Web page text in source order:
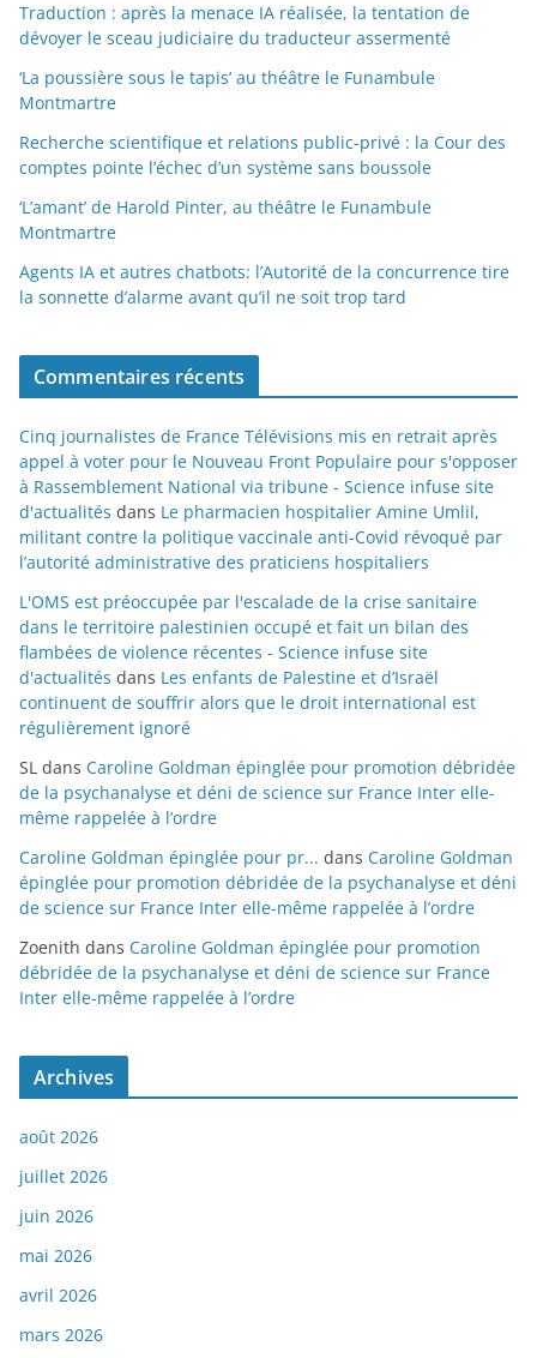
Traduction : après la menace IA réalisée, la tentation de
dévoyer le sceau judiciaire du traducteur assermenté
‘La poussière sous le tapis’ au théâtre le Funambule
Montmartre
Recherche scientifique et relations public-privé : la Cour des
comptes pointe l’échec d’un système sans boussole
‘L’amant’ de Harold Pinter, au théâtre le Funambule
Montmartre
Agents IA et autres chatbots: l’Autorité de la concurrence tire
la sonnette d’alarme avant qu’il ne soit trop tard
Commentaires récents
Cinq journalistes de France Télévisions mis en retrait après
appel à voter pour le Nouveau Front Populaire pour s'opposer
à Rassemblement National via tribune - Science infuse site
d'actualités dans Le pharmacien hospitalier Amine Umlil,
militant contre la politique vaccinale anti-Covid révoqué par
l’autorité administrative des praticiens hospitaliers
L'OMS est préoccupée par l'escalade de la crise sanitaire
dans le territoire palestinien occupé et fait un bilan des
flambées de violence récentes - Science infuse site
d'actualités dans Les enfants de Palestine et d’Israël
continuent de souffrir alors que le droit international est
régulièrement ignoré
SL dans Caroline Goldman épinglée pour promotion débridée
de la psychanalyse et déni de science sur France Inter elle-
même rappelée à l’ordre
Caroline Goldman épinglée pour pr... dans Caroline Goldman
épinglée pour promotion débridée de la psychanalyse et déni
de science sur France Inter elle-même rappelée à l’ordre
Zoenith dans Caroline Goldman épinglée pour promotion
débridée de la psychanalyse et déni de science sur France
Inter elle-même rappelée à l’ordre
Archives
août 2026
juillet 2026
juin 2026
mai 2026
avril 2026
mars 2026